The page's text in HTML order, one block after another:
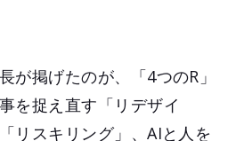
が掲げたのが、「4つのR」
を捉え直す「リデザイ
リスキリング」、AIと人を